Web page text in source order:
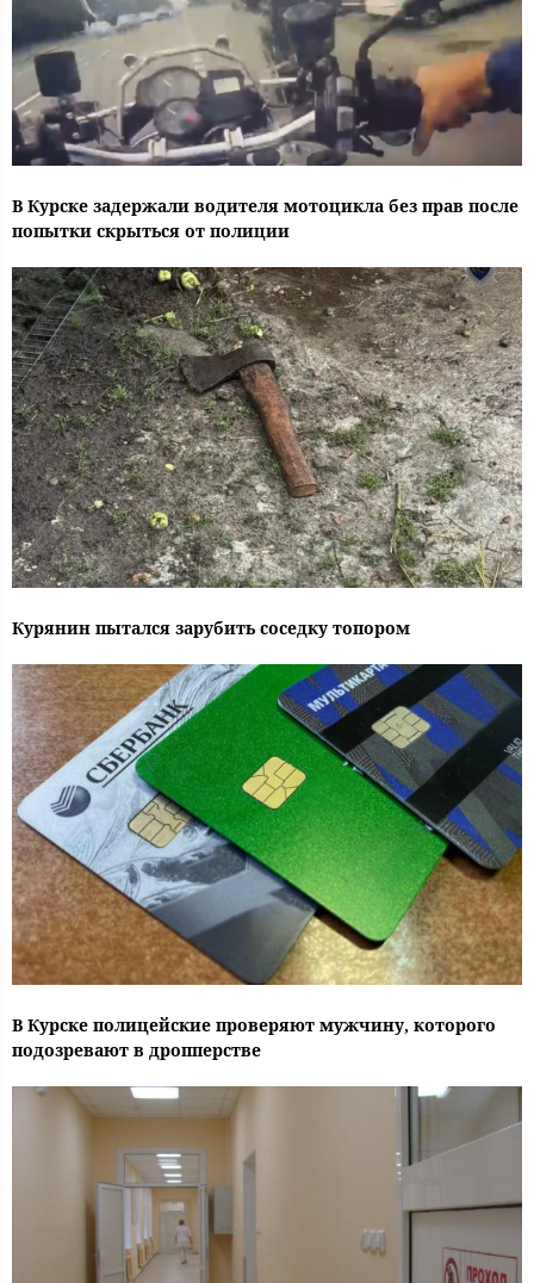
В Курске задержали водителя мотоцикла без прав после
попытки скрыться от полиции
Курянин пытался зарубить соседку топором
В Курске полицейские проверяют мужчину, которого
подозревают в дропперстве